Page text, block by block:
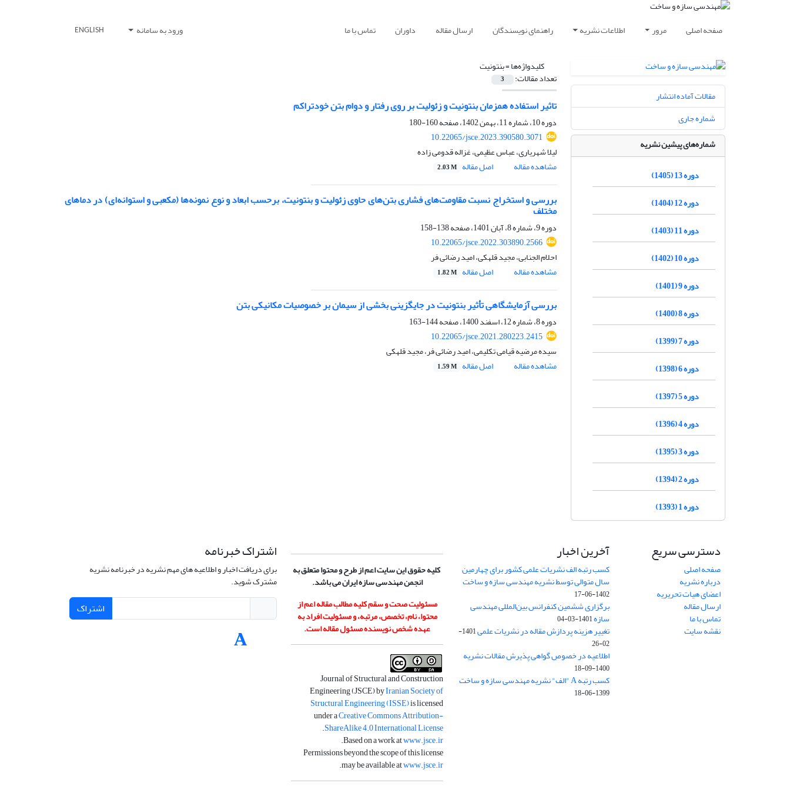
صفحه اصلی مرور اطلاعات نشریه راهنمای نویسندگان ارسال مقاله داوران تماس با ما ورود به سامانه ENGLISH
کلیدواژه‌ها =بنتونیت
تعداد مقالات: 3
تاثیر استفاده همزمان بنتونیت و زئولیت بر روی رفتار و دوام بتن خودتراکم
دوره 10، شماره 11، بهمن 1402، صفحه
160-180
10.22065/jsce.2023.390580.3071
لیلا شهریاری، عباس عظیمی، غزاله قدومی زاده
مشاهده مقاله
اصل مقاله 2.03 M
بررسی و استخراج نسبت مقاومت‌های فشاری بتن‌های حاوی زئولیت و بنتونیت، برحسب ابعاد و نوع نمونه‌ها (مکعبی و استوانه‌ای) در دماهای
مختلف
دوره 9، شماره 8، آبان 1401، صفحه
138-158
10.22065/jsce.2022.303890.2566
احلام الجنابی، مجید قلهکی، امید رضائی فر
مشاهده مقاله
اصل مقاله 1.82 M
بررسی آزمایشگاهی تأثیر بنتونیت در جایگزینی بخشی از سیمان بر خصوصیات مکانیکی بتن
دوره 8، شماره 12، اسفند 1400، صفحه
144-163
10.22065/jsce.2021.280223.2415
سیده مرضیه قیامی تکلیمی، امید رضائی فر، مجید قلهکی
مشاهده مقاله
اصل مقاله 1.59 M
مقالات آماده انتشار
شماره جاری
شماره‌های پیشین نشریه
دوره 13 (1405)
دوره 12 (1404)
دوره 11 (1403)
دوره 10 (1402)
دوره 9 (1401)
دوره 8 (1400)
دوره 7 (1399)
دوره 6 (1398)
دوره 5 (1397)
دوره 4 (1396)
دوره 3 (1395)
دوره 2 (1394)
دوره 1 (1393)
دسترسی سریع
صفحه اصلی
درباره نشریه
اعضای هیات تحریریه
ارسال مقاله
تماس با ما
نقشه سایت
آخرین اخبار
کسب رتبه الف نشریات علمی کشور برای چهارمین
سال متوالی توسط نشریه مهندسی سازه و ساخت
1402-06-17
برگزاری ششمین کنفرانس بین‌المللی مهندسی
سازه1401-03-04
تغییر هزینه پردازش مقاله در نشریات علمی
1401-
02-26
اطلاعیه در خصوص گواهی پذیرش مقالات نشریه
1400-09-18
کسب رتبه A "الف" نشریه مهندسی سازه و ساخت
1399-06-18
کلیه حقوق این سایت اعم از طرح و محتوا متعلق به
انجمن مهندسی سازه ایران می باشد.
مسئولیت صحت و سقم کلیه مطالب مقاله اعم از
محتوا، نام، تخصص، مرتبه، و مسئولیت افراد به
عهده شخص نویسنده مسئول مقاله است.
Journal of Structural and Construction
Engineering (JSCE) byIranian Society of
Structural Engineering (ISSE)is licensed
under aCreative Commons Attribution-
ShareAlike 4.0 International License
.
Based on a work atwww.jsce.ir
.
Permissions beyond the scope of this license
may be available atwww.jsce.ir
.
اشتراک خبرنامه
برای دریافت اخبار و اطلاعیه های مهم نشریه در خبرنامه نشریه
مشترک شوید.
اشتراک